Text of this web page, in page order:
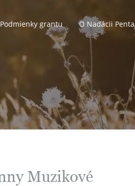
Podmienky grantu O Nadácii Penta
Muzikové